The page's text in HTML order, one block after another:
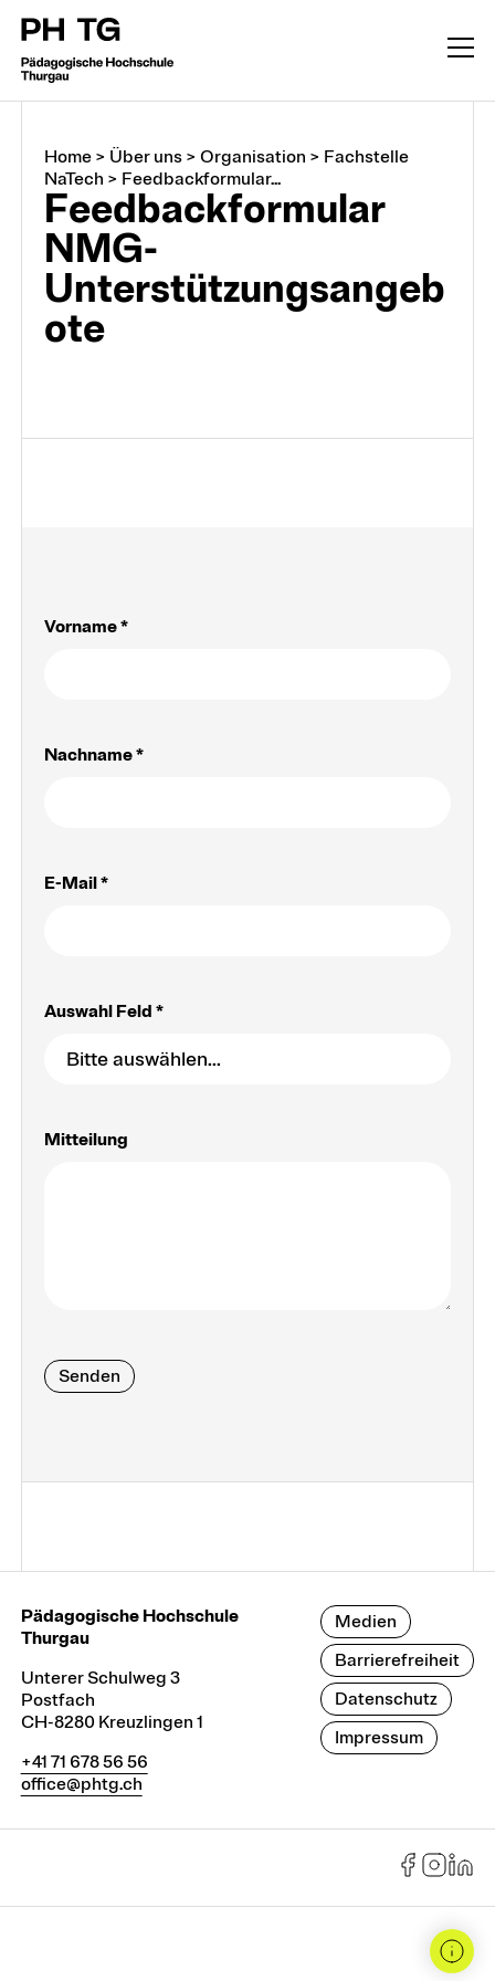
Arbeiten an der PHTG
Organisation
Personen und Teams
Home> Über uns> Organisation > Fachstelle
NaTech > Feedbackformular...
Feedbackformular
NMG-
Unterstützungsangeb
ote
Vorname *
Nachname *
E-Mail *
Auswahl Feld *
Mitteilung
Senden
Pädagogische Hochschule
Thurgau
Unterer Schulweg 3
Postfach
CH-8280 Kreuzlingen 1
+41 71 678 56 56
office@phtg.ch
Medien
Barrierefreiheit
Datenschutz
Impressum